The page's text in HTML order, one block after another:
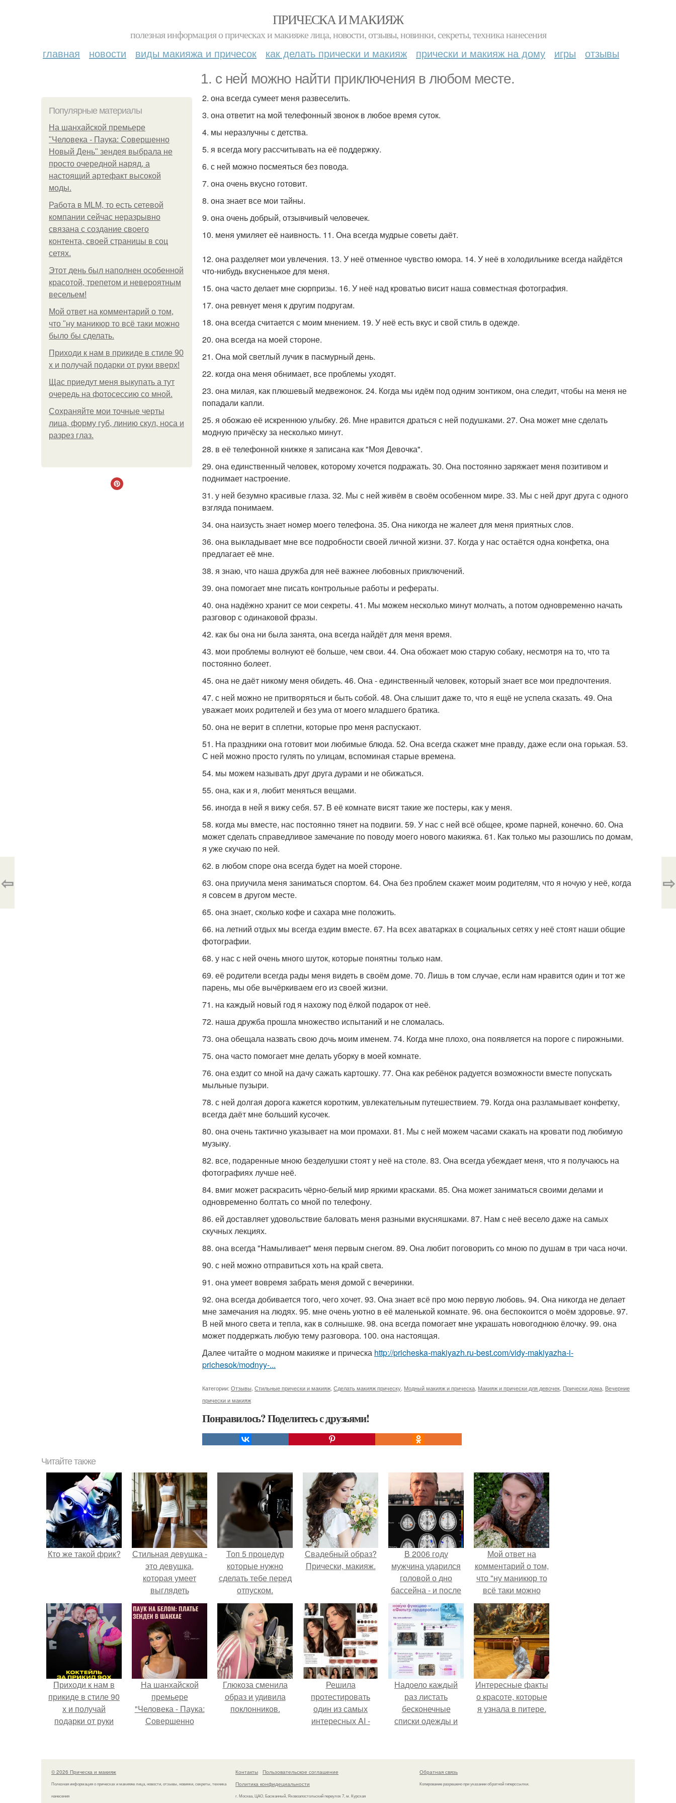
ПРИЧЕСКА И МАКИЯЖ
полезная информация о прическах и макияже лица, новости, отзывы, новинки, секреты, техника нанесения
главная новости виды макияжа и причесок как делать прически и макияж прически и макияж на дому игры отзывы
1. с ней можно найти приключения в любом месте.
Популярные материалы
На шанхайской премьере
"Человека - Паука: Совершенно
Новый День" зендея выбрала не
просто очередной наряд, а
настоящий артефакт высокой
моды.
Работа в MLM, то есть сетевой
компании сейчас неразрывно
связана с создание своего
контента, своей страницы в соц
сетях.
Этот день был наполнен особенной
красотой, трепетом и невероятным
весельем!
Мой ответ на комментарий о том,
что "ну маникюр то всё таки можно
было бы сделать.
Приходи к нам в прикиде в стиле 90
х и получай подарки от руки вверх!
Щас приедут меня выкупать а тут
очередь на фотосессию со мной.
Сохраняйте мои точные черты
лица, форму губ, линию скул, носа и
разрез глаз.
2. она всегда сумеет меня развеселить.
3. она ответит на мой телефонный звонок в любое время суток.
4. мы неразлучны с детства.
5. я всегда могу рассчитывать на её поддержку.
6. с ней можно посмеяться без повода.
7. она очень вкусно готовит.
8. она знает все мои тайны.
9. она очень добрый, отзывчивый человечек.
10. меня умиляет её наивность. 11. Она всегда мудрые советы даёт.
12. она разделяет мои увлечения. 13. У неё отменное чувство юмора. 14. У неё в холодильнике всегда найдётся
что-нибудь вкусненькое для меня.
15. она часто делает мне сюрпризы. 16. У неё над кроватью висит наша совместная фотография.
17. она ревнует меня к другим подругам.
18. она всегда считается с моим мнением. 19. У неё есть вкус и свой стиль в одежде.
20. она всегда на моей стороне.
21. Она мой светлый лучик в пасмурный день.
22. когда она меня обнимает, все проблемы уходят.
23. она милая, как плюшевый медвежонок. 24. Когда мы идём под одним зонтиком, она следит, чтобы на меня не
попадали капли.
25. я обожаю её искреннюю улыбку. 26. Мне нравится драться с ней подушками. 27. Она может мне сделать
модную причёску за несколько минут.
28. в её телефонной книжке я записана как "Моя Девочка".
29. она единственный человек, которому хочется подражать. 30. Она постоянно заряжает меня позитивом и
поднимает настроение.
31. у ней безумно красивые глаза. 32. Мы с ней живём в своём особенном мире. 33. Мы с ней друг друга с одного
взгляда понимаем.
34. она наизусть знает номер моего телефона. 35. Она никогда не жалеет для меня приятных слов.
36. она выкладывает мне все подробности своей личной жизни. 37. Когда у нас остаётся одна конфетка, она
предлагает её мне.
38. я знаю, что наша дружба для неё важнее любовных приключений.
39. она помогает мне писать контрольные работы и рефераты.
40. она надёжно хранит се мои секреты. 41. Мы можем несколько минут молчать, а потом одновременно начать
разговор с одинаковой фразы.
42. как бы она ни была занята, она всегда найдёт для меня время.
43. мои проблемы волнуют её больше, чем свои. 44. Она обожает мою старую собаку, несмотря на то, что та
постоянно болеет.
45. она не даёт никому меня обидеть. 46. Она - единственный человек, который знает все мои предпочтения.
47. с ней можно не притворяться и быть собой. 48. Она слышит даже то, что я ещё не успела сказать. 49. Она
уважает моих родителей и без ума от моего младшего братика.
50. она не верит в сплетни, которые про меня распускают.
51. На праздники она готовит мои любимые блюда. 52. Она всегда скажет мне правду, даже если она горькая. 53.
С ней можно просто гулять по улицам, вспоминая старые времена.
54. мы можем называть друг друга дурами и не обижаться.
55. она, как и я, любит меняться вещами.
56. иногда в ней я вижу себя. 57. В её комнате висят такие же постеры, как у меня.
58. когда мы вместе, нас постоянно тянет на подвиги. 59. У нас с ней всё общее, кроме парней, конечно. 60. Она
может сделать справедливое замечание по поводу моего нового макияжа. 61. Как только мы разошлись по домам,
я уже скучаю по ней.
62. в любом споре она всегда будет на моей стороне.
63. она приучила меня заниматься спортом. 64. Она без проблем скажет моим родителям, что я ночую у неё, когда
я совсем в другом месте.
65. она знает, сколько кофе и сахара мне положить.
66. на летний отдых мы всегда ездим вместе. 67. На всех аватарках в социальных сетях у неё стоят наши общие
фотографии.
68. у нас с ней очень много шуток, которые понятны только нам.
69. её родители всегда рады меня видеть в своём доме. 70. Лишь в том случае, если нам нравится один и тот же
парень, мы обе вычёркиваем его из своей жизни.
71. на каждый новый год я нахожу под ёлкой подарок от неё.
72. наша дружба прошла множество испытаний и не сломалась.
73. она обещала назвать свою дочь моим именем. 74. Когда мне плохо, она появляется на пороге с пирожными.
75. она часто помогает мне делать уборку в моей комнате.
76. она ездит со мной на дачу сажать картошку. 77. Она как ребёнок радуется возможности вместе попускать
мыльные пузыри.
78. с ней долгая дорога кажется коротким, увлекательным путешествием. 79. Когда она разламывает конфетку,
всегда даёт мне больший кусочек.
80. она очень тактично указывает на мои промахи. 81. Мы с ней можем часами скакать на кровати под любимую
музыку.
82. все, подаренные мною безделушки стоят у неё на столе. 83. Она всегда убеждает меня, что я получаюсь на
фотографиях лучше неё.
84. вмиг может раскрасить чёрно-белый мир яркими красками. 85. Она может заниматься своими делами и
одновременно болтать со мной по телефону.
86. ей доставляет удовольствие баловать меня разными вкусняшками. 87. Нам с неё весело даже на самых
скучных лекциях.
88. она всегда "Намыливает" меня первым снегом. 89. Она любит поговорить со мною по душам в три часа ночи.
90. с ней можно отправиться хоть на край света.
91. она умеет вовремя забрать меня домой с вечеринки.
92. она всегда добивается того, чего хочет. 93. Она знает всё про мою первую любовь. 94. Она никогда не делает
мне замечания на людях. 95. мне очень уютно в её маленькой комнате. 96. она беспокоится о моём здоровье. 97.
В ней много света и тепла, как в солнышке. 98. она всегда помогает мне украшать новогоднюю ёлочку. 99. она
может поддержать любую тему разговора. 100. она настоящая.
Далее читайте о модном макияже и прическа http://pricheska-makiyazh.ru-best.com/vidy-makiyazha-i-
prichesok/modnyy-...
Категории: Отзывы Стильные прически и макияж Сделать макияж прическу Модный макияж и прическа Макияж и прически для девочек Прически дома Вечерние
прически и макияж
Понравилось? Поделитесь с друзьями!
⇦ ⇨
Читайте также
Кто же такой фрик?
Стильная девушка -
это девушка,
которая умеет
выглядеть
привлекательно и
элегантно в любои
ситуации.
Топ 5 процедур
которые нужно
сделать тебе перед
отпуском.
Свадебный образ?
Прически, макияж.
В 2006 году
мужчина ударился
головой о дно
бассейна - и после
этого его жизнь
изменилась самым
странным образом.
Мой ответ на
комментарий о том,
что "ну маникюр то
всё таки можно
было бы сделать.
Приходи к нам в
прикиде в стиле 90
х и получай
подарки от руки
На шанхайской
премьере
"Человека - Паука:
Совершенно
просто очередной
артефакт высокой
Глюкоза сменила
образ и удивила
поклонников.
Решила
протестировать
один из самых
интересных AI -
Надоело каждый
раз листать
бесконечные
списки одежды и
кусочкам?
Интересные факты
о красоте, которые
я узнала в питере.
© 2026 Прическа и макияж
Полезная информация о прическах и макияже лица, новости, отзывы, новинки, секреты, техника
нанесения
Контакты
Пользовательское соглашение
Политика конфидециальности
г. Москва, ЦАО, Басманный, Яковоапостольский переулок 7, м. Курская
Обратная связь
Копирование разрешено при указании обратной гиперссылки.